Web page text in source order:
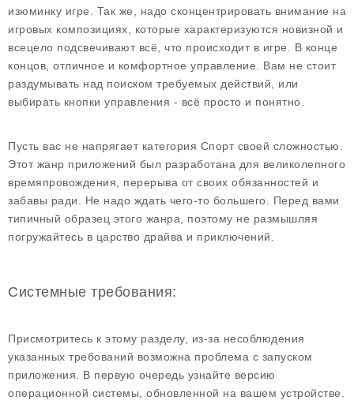
изюминку игре. Так же, надо сконцентрировать внимание на
игровых композициях, которые характеризуются новизной и
всецело подсвечивают всё, что происходит в игре. В конце
концов, отличное и комфортное управление. Вам не стоит
раздумывать над поиском требуемых действий, или
выбирать кнопки управления - всё просто и понятно.
Пусть вас не напрягает категория Спорт своей сложностью.
Этот жанр приложений был разработана для великолепного
времяпровождения, перерыва от своих обязанностей и
забавы ради. Не надо ждать чего-то большего. Перед вами
типичный образец этого жанра, поэтому не размышляя
погружайтесь в царство драйва и приключений.
Системные требования:
Присмотритесь к этому разделу, из-за несоблюдения
указанных требований возможна проблема с запуском
приложения. В первую очередь узнайте версию
операционной системы, обновленной на вашем устройстве.